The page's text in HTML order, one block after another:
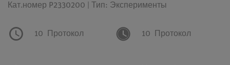
Кат.номер P2330200 | Тип: Эксперименты
10 Протокол 10 Протокол